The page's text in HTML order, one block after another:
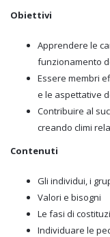
Obiettivi
Apprendere le
funzionamento
Essere membri
e le aspettative
Contribuire al
creando climi
Contenuti
Gli individui, i
Valori e bisogni
Le fasi di
Individuare le